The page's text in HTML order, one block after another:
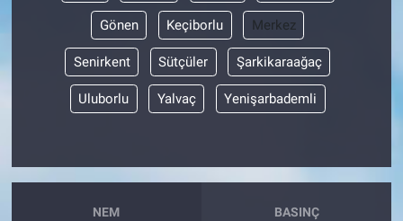
Gönen Keçiborlu Merkez
Senirkent Sütçüler Şarkikaraağaç
Uluborlu Yalvaç Yenişarbademli
NEM BASINÇ